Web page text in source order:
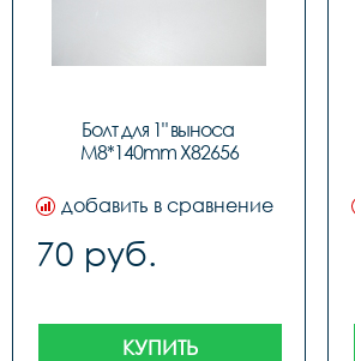
Болт для 1" выноса
M8*140mm Х82656
добавить в сравнение
70 руб.
КУПИТЬ